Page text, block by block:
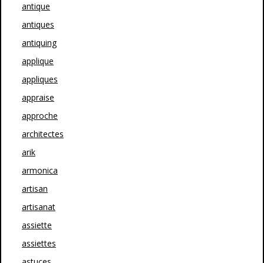
antique
antiques
antiquing
applique
appliques
appraise
approche
architectes
arik
armonica
artisan
artisanat
assiette
assiettes